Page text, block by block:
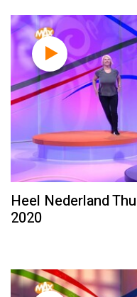
Heel Nederland
2020